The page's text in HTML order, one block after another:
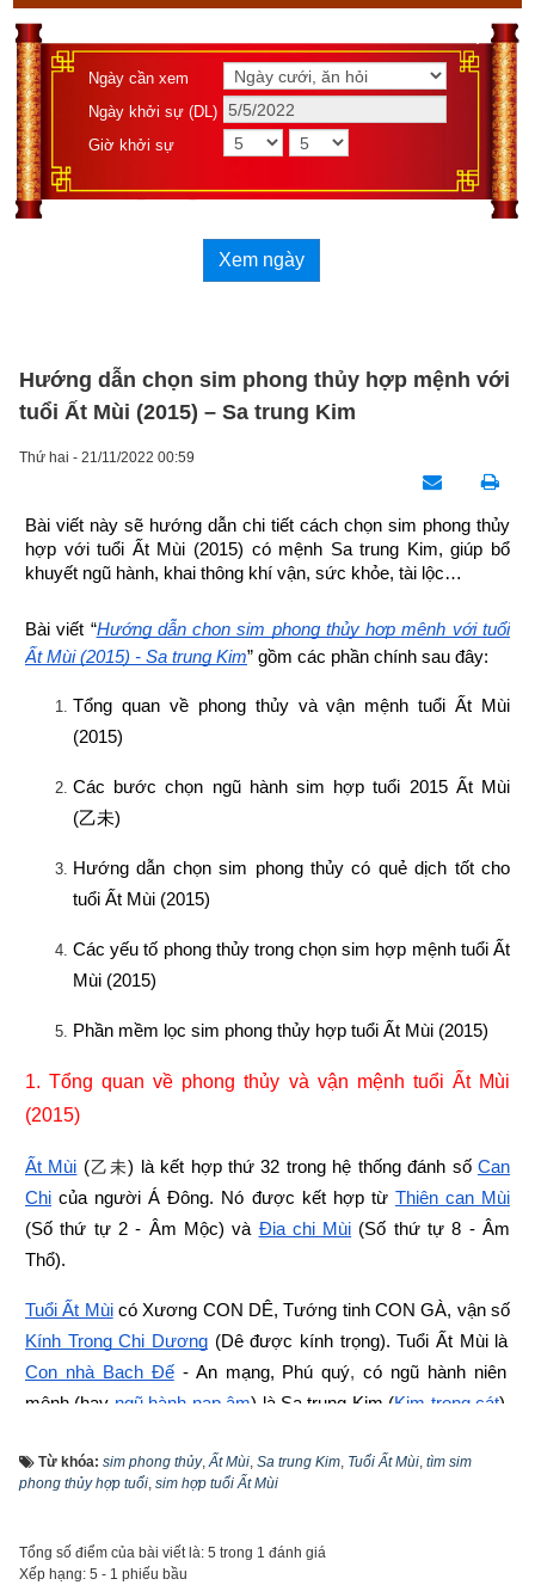
Ngày cần xem
Ngày khởi sự (DL)
Giờ khởi sự
Xem ngày
Hướng dẫn chọn sim phong thủy hợp mệnh với
tuổi Ất Mùi (2015) – Sa trung Kim
Thứ hai - 21/11/2022 00:59
Bài viết này sẽ hướng dẫn chi tiết cách chọn sim phong thủy
hợp với tuổi Ất Mùi (2015) có mệnh Sa trung Kim, giúp bổ
khuyết ngũ hành, khai thông khí vận, sức khỏe, tài lộc…
Bài viết “Hướng dẫn chọn sim phong thủy hợp mệnh với tuổi
Ất Mùi (2015) - Sa trung Kim” gồm các phần chính sau đây:
Tổng quan về phong thủy và vận mệnh tuổi Ất Mùi
(2015)
Các bước chọn ngũ hành sim hợp tuổi 2015 Ất Mùi
(乙未)
Hướng dẫn chọn sim phong thủy có quẻ dịch tốt cho
tuổi Ất Mùi (2015)
Các yếu tố phong thủy trong chọn sim hợp mệnh tuổi Ất
Mùi (2015)
Phần mềm lọc sim phong thủy hợp tuổi Ất Mùi (2015)
1. Tổng quan về phong thủy và vận mệnh tuổi Ất Mùi
(2015)
Ất Mùi (乙未) là kết hợp thứ 32 trong hệ thống đánh số Can
Chi của người Á Đông. Nó được kết hợp từ Thiên can Mùi
(Số thứ tự 2 - Âm Mộc) và Địa chi Mùi (Số thứ tự 8 - Âm
Thổ).
Tuổi Ất Mùi có Xương CON DÊ, Tướng tinh CON GÀ, vận số
Kính Trọng Chi Dương (Dê được kính trọng). Tuổi Ất Mùi là
Con nhà Bạch Ðế - An mạng, Phú quý, có ngũ hành niên
mệnh (hay ngũ hành nạp âm) là Sa trung Kim (Kim trong cát).
kim loại nói chung, do đó Sa trung Kim là Kim trong cát. Sa
Trung Kim là dạng kim loại tiềm ẩn trong các mỏ khoáng sản,
không biết đến giá trị quý báu của nó.
Từ khóa: sim phong thủy,Ất Mùi, Sa trung Kim, Tuổi Ất Mùi, tìm sim
phong thủy hợp tuổi, sim hợp tuổi Ất Mùi
Tổng số điểm của bài viết là: 5 trong 1 đánh giá
Xếp hạng: 5 - 1 phiếu bầu